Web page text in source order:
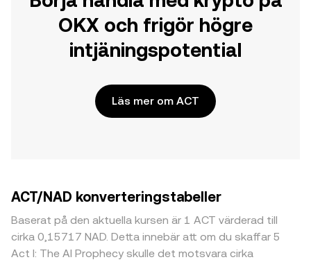
OKX och frigör högre
intjäningspotential
Läs mer om ACT
ACT/NAD konverteringstabeller
Baserat på den aktuella kursen är 1 ACT värderad till
cirka 0,15717 NAD. Detta innebär att om du skaffar 5
Act I: The AI Prophecy skulle det motsvara cirka